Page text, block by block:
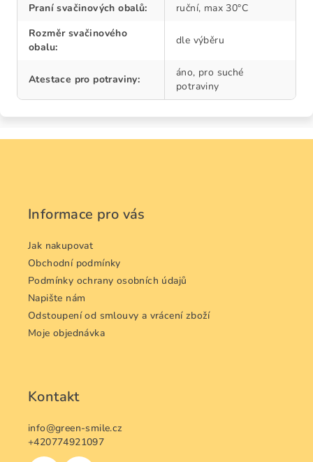
Praní svačinových obalů:
ruční, max 30°C
Rozměr svačinového
obalu:
dle výběru
Atestace pro potraviny:
áno, pro suché
potraviny
Informace pro vás
Jak nakupovat
Obchodní podmínky
Podmínky ochrany osobních údajů
Napište nám
Odstoupení od smlouvy a vrácení zboží
Moje objednávka
Kontakt
info@green-smile.cz
+420774921097